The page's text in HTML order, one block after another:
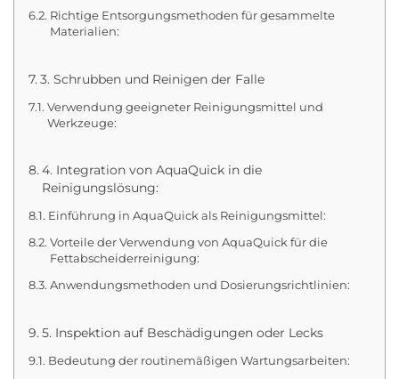
Richtige Entsorgungsmethoden für gesammelte
Materialien:
3. Schrubben und Reinigen der Falle
Verwendung geeigneter Reinigungsmittel und
Werkzeuge:
4. Integration von AquaQuick in die
Reinigungslösung:
Einführung in AquaQuick als Reinigungsmittel:
Vorteile der Verwendung von AquaQuick für die
Fettabscheiderreinigung:
Anwendungsmethoden und Dosierungsrichtlinien:
5. Inspektion auf Beschädigungen oder Lecks
Bedeutung der routinemäßigen Wartungsarbeiten: